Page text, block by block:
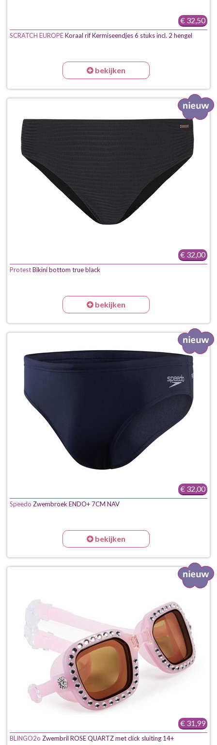
€ 32,50
SCRATCH EUROPEKoraal rif Kermiseendjes 6 stuks incl. 2 hengel
bekijken
€ 32,00
ProtestBikini bottom true black
bekijken
€ 32,00
Speedo Zwembroek ENDO+ 7CM NAV
bekijken
€ 31,99
BLINGO2o Zwembril ROSE QUARTZ met click sluiting 14+